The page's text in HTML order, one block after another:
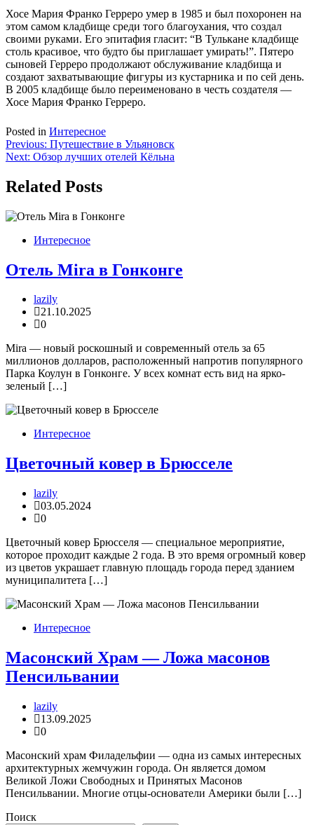
Хосе Мария Франко Герреро умер в 1985 и был похоронен на
этом самом кладбище среди того благоухания, что создал
своими руками. Его эпитафия гласит: “В Тулькане кладбище
столь красивое, что будто бы приглашает умирать!”. Пятеро
сыновей Герреро продолжают обслуживание кладбища и
создают захватывающие фигуры из кустарника и по сей день.
В 2005 кладбище было переименовано в честь создателя —
Хосе Мария Франко Герреро.
Posted in Интересное
Навигация
по
записям
Previous: Путешествие в Ульяновск
Next: Обзор лучших отелей Кёльна
Related Posts
Интересное
Отель Mira в Гонконге
lazily
21.10.2025
0
Mira — новый роскошный и современный отель за 65
миллионов долларов, расположенный напротив популярного
Парка Коулун в Гонконге. У всех комнат есть вид на ярко-
зеленый […]
Интересное
Цветочный ковер в Брюсселе
lazily
03.05.2024
0
Цветочный ковер Брюсселя — специальное мероприятие,
которое проходит каждые 2 года. В это время огромный ковер
из цветов украшает главную площадь города перед зданием
муниципалитета […]
Интересное
Масонский Храм — Ложа масонов
Пенсильвании
lazily
13.09.2025
0
Масонский храм Филадельфии — одна из самых интересных
архитектурных жемчужин города. Он является домом
Великой Ложи Свободных и Принятых Масонов
Пенсильвании. Многие отцы-основатели Америки были […]
Поиск